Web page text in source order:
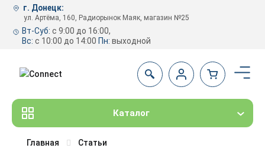
г. Донецк:
ул. Артёма, 160, Радиорынок Маяк, магазин №25
Вт-Суб: с 9:00 до 16:00,
Вс: с 10:00 до 14:00 Пн: выходной
Каталог
Главная
Статьи